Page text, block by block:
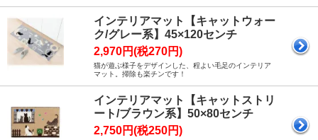
インテリアマット【キャットウォー
ク/グレー系】45×120センチ
2,970円(税270円)
猫が遊ぶ様子をデザインした、程よい毛足のインテリア
マット。掃除も楽チンです！
インテリアマット【キャットストリ
ート/ブラウン系】50×80センチ
2,750円(税250円)